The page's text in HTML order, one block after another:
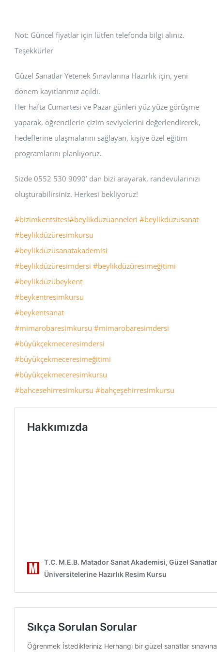
Not: Güncel fiyatlar için lütfen telefonda bilgi alınız.
Teşekkürler
Güzel Sanatlar Yetenek Sınavlarına Hazırlık için, yeni
dönem kayıtlarımız açıldı.
Her hafta Cumartesi ve Pazar günleri yüz yüze görüşme
yaparak, öğrencilerin çizim seviyelerini değerlendirerek,
hedeflerine ulaşmalarını sağlayan, kişiye özel eğitim
programlarını planlıyoruz.
Sizde 0552 530 9090’ dan bizi arayarak, randevularınızı
oluşturabilirsiniz. Herkesi bekliyoruz!
#bizimkentsitesi#beylikdüzüanneleri #beylikdüzüsanat
#beylikdüzüresimkursu
#beylikdüzüsanatakademisi
#beylikdüzüresimdersi #beylikdüzüresimeğitimi
#beylikdüzübeykent
#beykentresimkursu
#beykentsanat
#mimarobaresimkursu #mimarobaresimdersi
#büyükçekmeceresimdersi
#büyükçekmeceresimeğitimi
#büyükçekmeceresimkursu
#bahcesehirresimkursu #bahçeşehirresimkursu